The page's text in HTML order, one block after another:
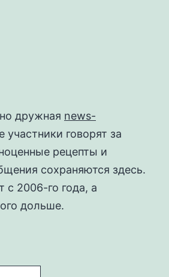
дружная news-
участники говорят за
рецепты и
сохраняются здесь.
с 2006-го года, а
дольше.